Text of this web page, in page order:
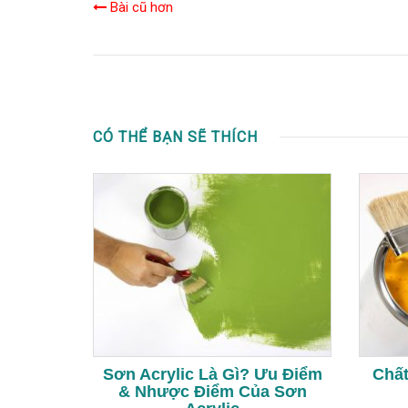
Bài cũ hơn
CÓ THỂ BẠN SẼ THÍCH
Sơn Acrylic Là Gì? Ưu Điểm
& Nhược Điểm Của Sơn